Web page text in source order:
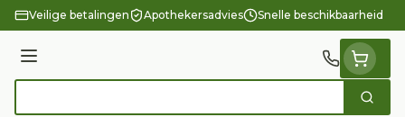
Ga naar de inhoud
Veilige betalingen Apothekersadvies Snelle beschikbaarheid
Menu
Zoek